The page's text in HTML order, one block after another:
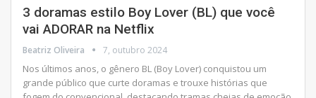
3 doramas estilo Boy Lover (BL) que você
vai ADORAR na Netflix
Beatriz Oliveira 7, outubro 2024
Nos últimos anos, o gênero BL (Boy Lover) conquistou um
grande público que curte doramas e trouxe histórias que